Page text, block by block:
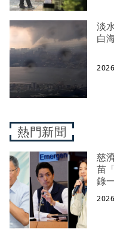
淡
白
熱門新聞
慈
苗
錄